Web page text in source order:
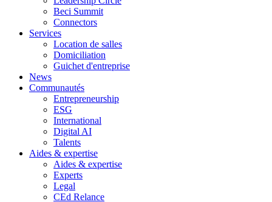
Beci Summit
Connectors
Services
Location de salles
Domiciliation
Guichet d'entreprise
News
Communautés
Entrepreneurship
ESG
International
Digital AI
Talents
Aides & expertise
Aides & expertise
Experts
Legal
CEd Relance